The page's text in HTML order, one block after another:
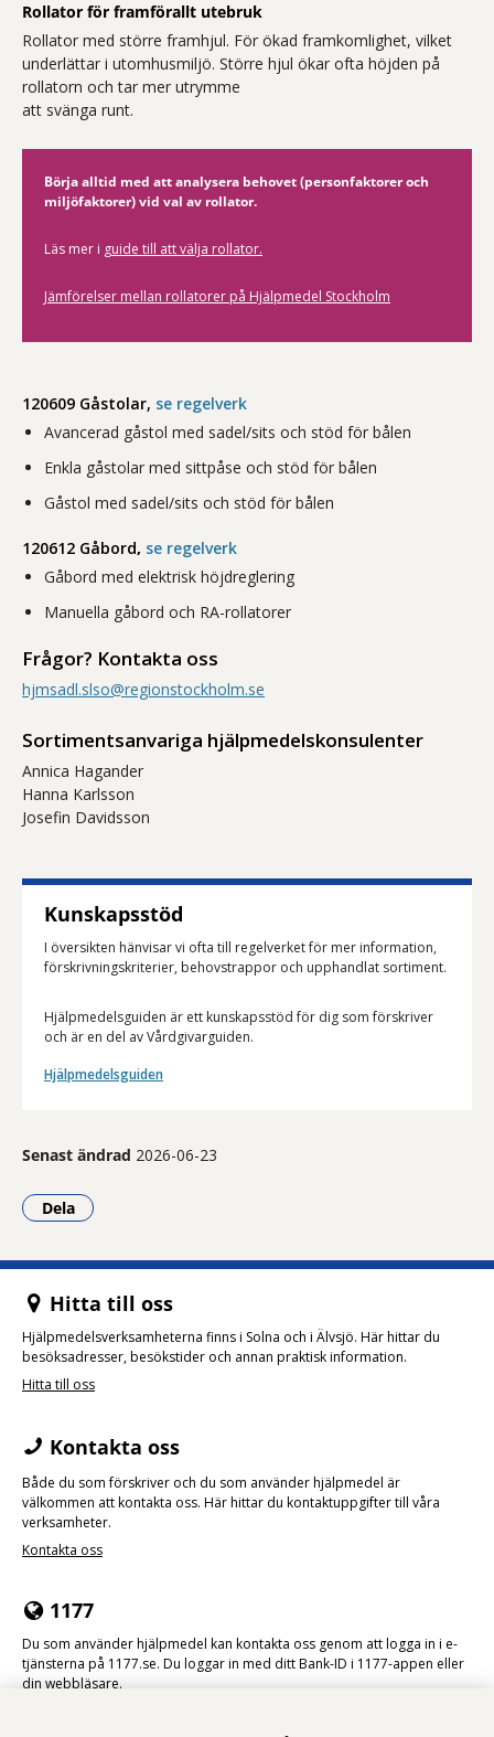
Rollator för framförallt utebruk
Rollator med större framhjul. För ökad framkomlighet, vilket
underlättar i utomhusmiljö. Större hjul ökar ofta höjden på
rollatorn och tar mer utrymme
att svänga runt.
Börja alltid med att analysera behovet (personfaktorer och
miljöfaktorer) vid val av rollator.
Läs mer i guide till att välja rollator.
Jämförelser mellan rollatorer på Hjälpmedel Stockholm
120609 Gåstolar, se regelverk
Avancerad gåstol med sadel/sits och stöd för bålen
Enkla gåstolar med sittpåse och stöd för bålen
Gåstol med sadel/sits och stöd för bålen
120612 Gåbord, se regelverk
Gåbord med elektrisk höjdreglering
Manuella gåbord och RA-rollatorer
Frågor? Kontakta oss
hjmsadl.slso@regionstockholm.se
Sortimentsanvariga hjälpmedelskonsulenter
Annica Hagander
Hanna Karlsson
Josefin Davidsson
Kunskapsstöd
I översikten hänvisar vi ofta till regelverket för mer information,
förskrivningskriterier, behovstrappor och upphandlat sortiment.
Hjälpmedelsguiden är ett kunskapsstöd för dig som förskriver
och är en del av Vårdgivarguiden.
Hjälpmedelsguiden
Senast ändrad 2026-06-23
Dela
- Klicka för att öppna delningsalternativ.
Hitta till oss
Hjälpmedelsverksamheterna finns i Solna och i Älvsjö. Här hittar du
besöksadresser, besökstider och annan praktisk information.
Hitta till oss
Kontakta oss
Både du som förskriver och du som använder hjälpmedel är
välkommen att kontakta oss. Här hittar du kontaktuppgifter till våra
verksamheter.
Kontakta oss
1177
Du som använder hjälpmedel kan kontakta oss genom att logga in i e-
tjänsterna på 1177.se. Du loggar in med ditt Bank-ID i 1177-appen eller
din webbläsare.